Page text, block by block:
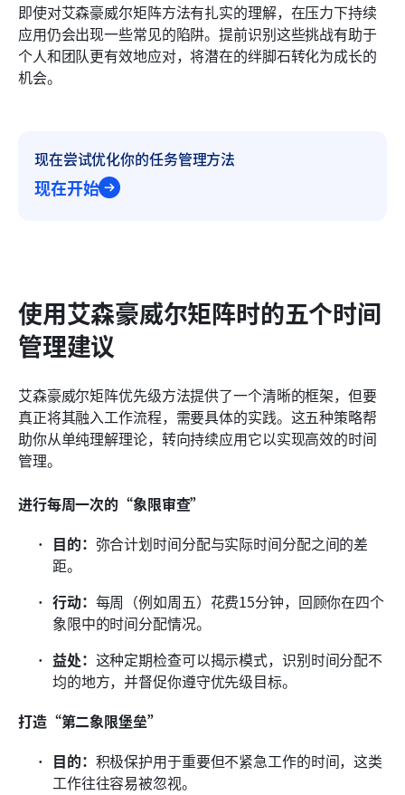
即使对艾森豪威尔矩阵方法有扎实的理解，在压力下持续
应用仍会出现一些常见的陷阱。提前识别这些挑战有助于
个人和团队更有效地应对，将潜在的绊脚石转化为成长的
机会。
现在尝试优化你的任务管理方法
现在开始
使用艾森豪威尔矩阵时的五个时间
管理建议
艾森豪威尔矩阵优先级方法提供了一个清晰的框架，但要
真正将其融入工作流程，需要具体的实践。这五种策略帮
助你从单纯理解理论，转向持续应用它以实现高效的时间
管理。
进行每周一次的“象限审查”
目的： 弥合计划时间分配与实际时间分配之间的差
距。
行动： 每周（例如周五）花费15分钟，回顾你在四个
象限中的时间分配情况。
益处： 这种定期检查可以揭示模式，识别时间分配不
均的地方，并督促你遵守优先级目标。
打造“第二象限堡垒”
目的： 积极保护用于重要但不紧急工作的时间，这类
工作往往容易被忽视。